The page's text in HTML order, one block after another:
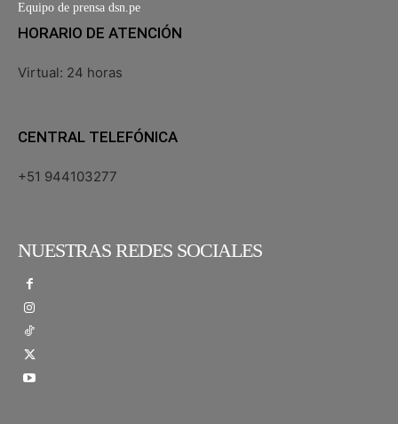
Equipo de prensa dsn.pe
HORARIO DE ATENCIÓN
Virtual: 24 horas
CENTRAL TELEFÓNICA
+51 944103277
NUESTRAS REDES SOCIALES